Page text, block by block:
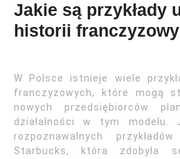
Jakie są przykłady
historii
W Polsce istnieje wiele
franczyzowych, które mogą
nowych przedsiębiorców
działalności w tym modelu.
rozpoznawalnych
Starbucks, która zdobyła